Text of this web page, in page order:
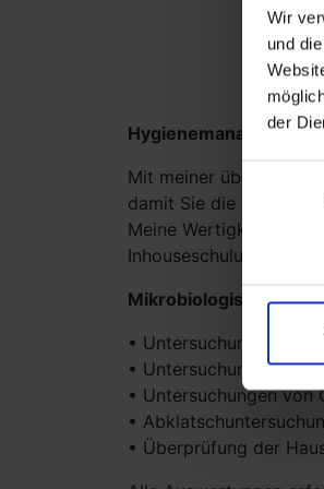
Wir
und
der
Hygienemanagement
Mit meiner über
damit Sie die
Meine Wertigkeit liegt
Inhouseschulungen
Mikrobiologische
• Untersuchungen von
• Untersuchungen von
• Untersuchungen von
•
• Überprüfung der